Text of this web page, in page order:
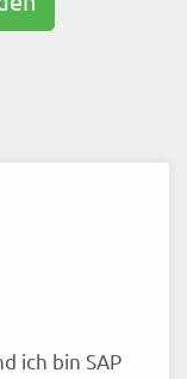
ich bin SAP